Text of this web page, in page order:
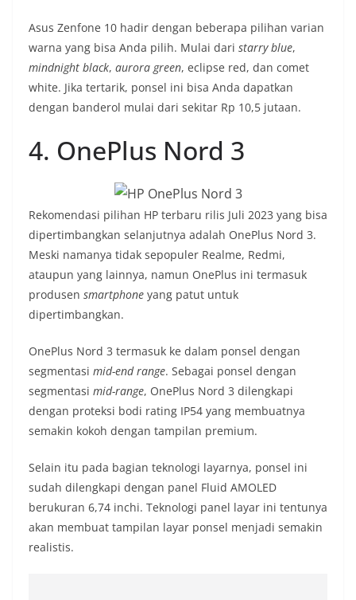
Asus Zenfone 10 hadir dengan beberapa pilihan varian
warna yang bisa Anda pilih. Mulai dari starry blue,
mindnight black, aurora green, eclipse red, dan comet
white. Jika tertarik, ponsel ini bisa Anda dapatkan
dengan banderol mulai dari sekitar Rp 10,5 jutaan.
4. OnePlus Nord 3
Rekomendasi pilihan HP terbaru rilis Juli 2023 yang bisa
dipertimbangkan selanjutnya adalah OnePlus Nord 3.
Meski namanya tidak sepopuler Realme, Redmi,
ataupun yang lainnya, namun OnePlus ini termasuk
produsen smartphone yang patut untuk
dipertimbangkan.
OnePlus Nord 3 termasuk ke dalam ponsel dengan
segmentasi mid-end range. Sebagai ponsel dengan
segmentasi mid-range, OnePlus Nord 3 dilengkapi
dengan proteksi bodi rating IP54 yang membuatnya
semakin kokoh dengan tampilan premium.
Selain itu pada bagian teknologi layarnya, ponsel ini
sudah dilengkapi dengan panel Fluid AMOLED
berukuran 6,74 inchi. Teknologi panel layar ini tentunya
akan membuat tampilan layar ponsel menjadi semakin
realistis.